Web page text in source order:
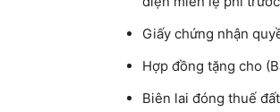
Giấy chứng nhận
Hợp đồng tặng cho
Biên lai đóng thuế